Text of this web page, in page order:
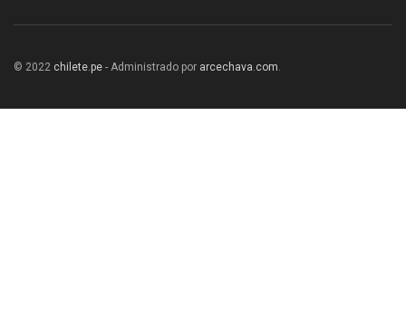
© 2022 chilete.pe - Administrado por arcechava.com